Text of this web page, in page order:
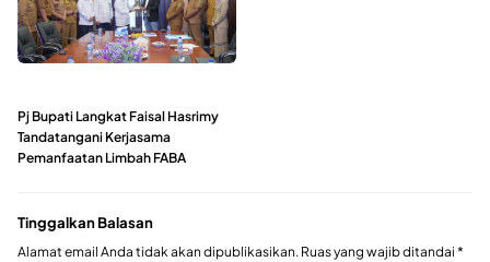
Pj Bupati Langkat Faisal Hasrimy
Tandatangani Kerjasama
Pemanfaatan Limbah FABA
Tinggalkan Balasan
Alamat email Anda tidak akan dipublikasikan. Ruas yang wajib ditandai *